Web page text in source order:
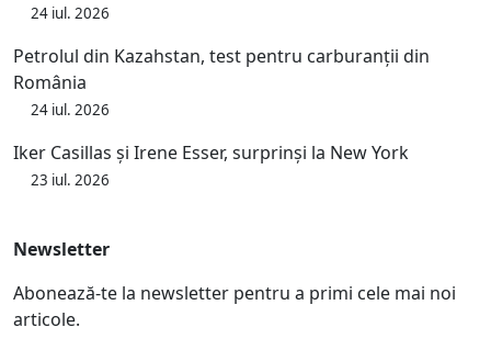
24 iul. 2026
Petrolul din Kazahstan, test pentru carburanții din
România
24 iul. 2026
Iker Casillas și Irene Esser, surprinși la New York
23 iul. 2026
Newsletter
Abonează-te la newsletter pentru a primi cele mai noi
articole.